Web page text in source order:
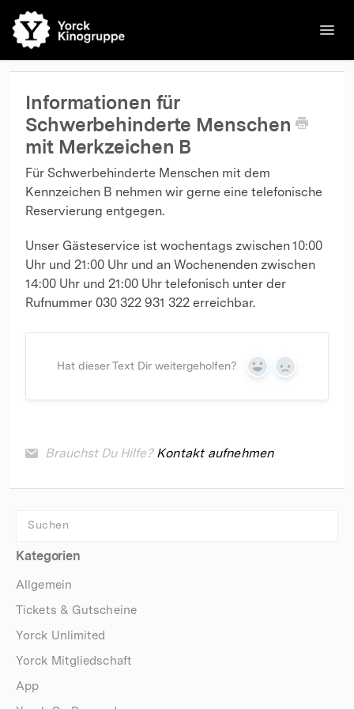
🌐English Kinos Filme Kontakt Kontakt
Informationen für
Schwerbehinderte Menschen
mit Merkzeichen B
Für Schwerbehinderte Menschen mit dem
Kennzeichen B nehmen wir gerne eine telefonische
Reservierung entgegen.
Unser Gästeservice ist wochentags zwischen 10:00
Uhr und 21:00 Uhr und an Wochenenden zwischen
14:00 Uhr und 21:00 Uhr telefonisch unter der
Rufnummer 030 322 931 322 erreichbar.
Hat dieser Text Dir weitergeholfen?
Yes No
Brauchst Du Hilfe? Kontakt aufnehmen
Kategorien
Allgemein
Tickets & Gutscheine
Yorck Unlimited
Yorck Mitgliedschaft
App